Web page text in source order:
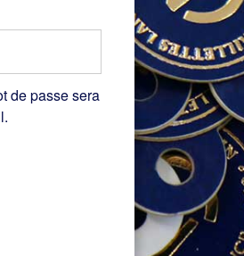
de passe sera